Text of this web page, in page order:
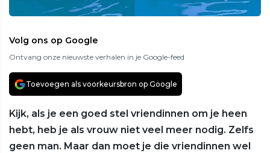
Volg ons op Google
Ontvang onze nieuwste verhalen in je Google-feed
Toevoegen als voorkeursbron op Google
Kijk, als je een goed stel vriendinnen om je heen
hebt, heb je als vrouw niet veel meer nodig. Zelfs
geen man. Maar dan moet je die vriendinnen wel